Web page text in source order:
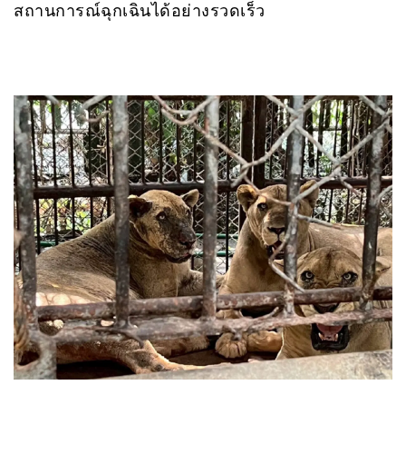
สถานการณ์ฉุกเฉินได้อย่างรวดเร็ว